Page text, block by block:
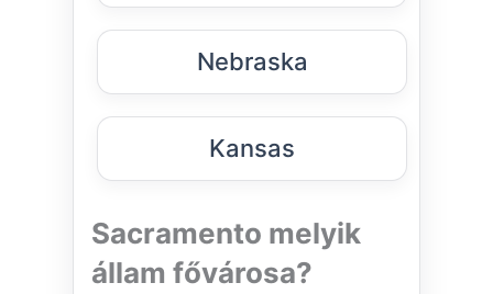
Nebraska
Kansas
Sacramento melyik
állam fővárosa?